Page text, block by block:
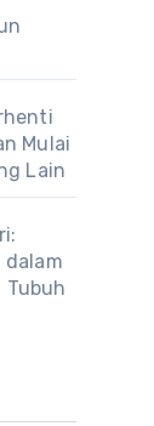
Mulai
Lain
dalam
Tubuh